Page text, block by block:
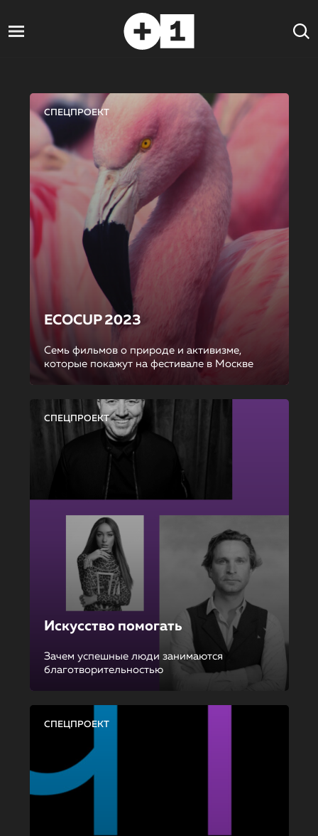
СПЕЦПРОЕКТ
ECOCUP 2023
Семь фильмов о природе и активизме,
которые покажут на фестивале в Москве
СПЕЦПРОЕКТ
Искусство помогать
Зачем успешные люди занимаются
благотворительностью
СПЕЦПРОЕКТ